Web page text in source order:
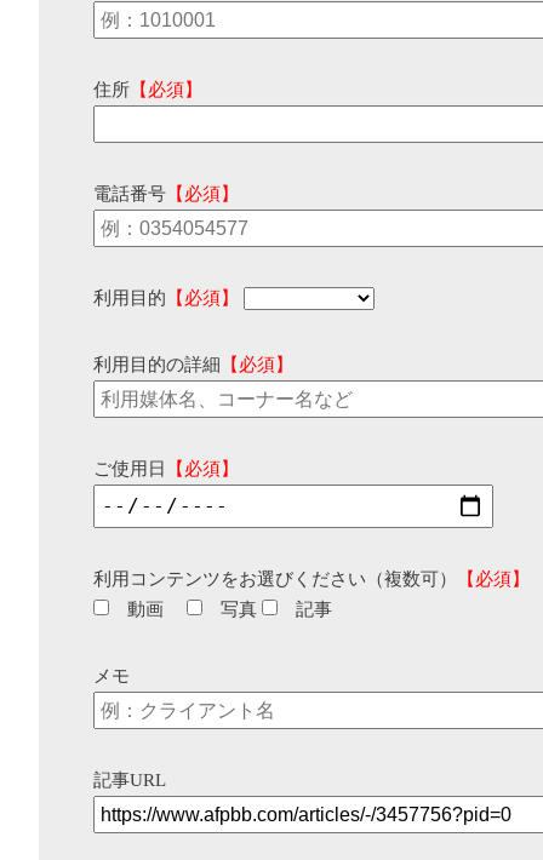
住所 【必須】
電話番号 【必須】
利用目的 【必須】
利用目的の詳細 【必須】
ご使用日 【必須】
利用コンテンツをお選びください（複数可）
【必須】
動画
写真 記事
メモ
記事URL